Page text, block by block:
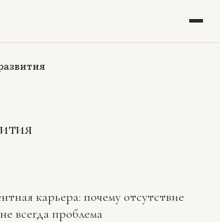
карьера: почему отсутствие
всегда проблема